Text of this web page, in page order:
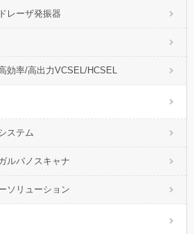
レーザ発振器
効率/高出力VCSEL/HCSEL
ステム
ルバノスキャナ
ソリューション